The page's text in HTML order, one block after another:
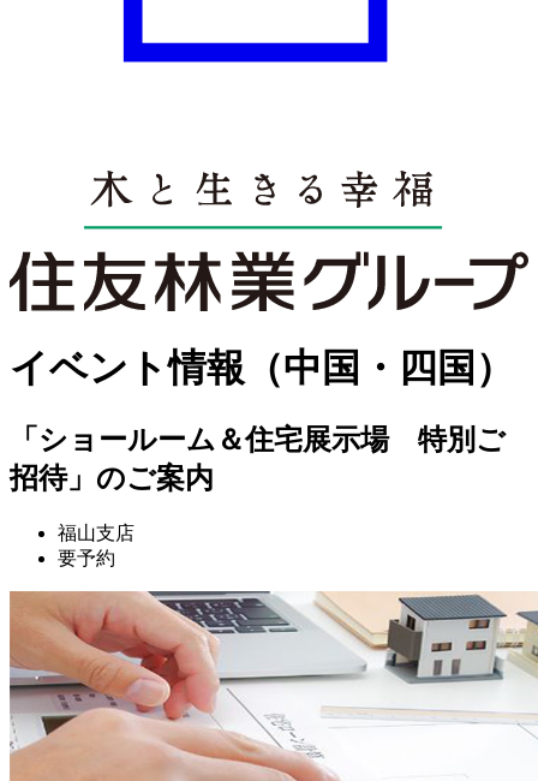
イベント情報（中国・四国）
「ショールーム＆住宅展示場 特別ご
招待」のご案内
福山支店
要予約